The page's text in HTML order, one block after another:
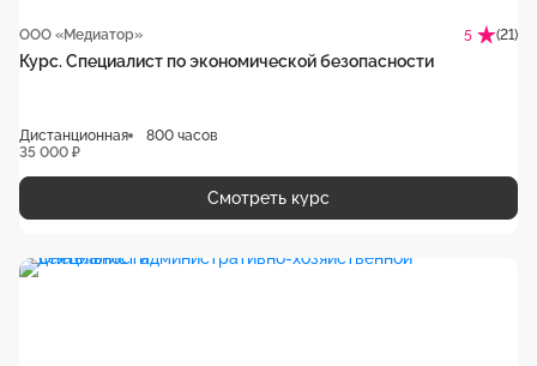
ООО «Медиатор» 5 (21)
Курс. Специалист по экономической безопасности
Дистанционная
800 часов
35 000 ₽
Смотреть курс